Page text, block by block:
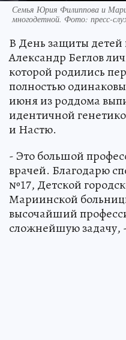
Семья Юрия Филиппова и
многодетной. Фото: пресс-
В День защиты детей
Александр Беглов
которой родились
полностью
июня из роддома
идентичной
и Настю.
- Это большой
врачей. Благодарю
№17, Детской
Мариинской
высочайший
сложнейшую задачу,